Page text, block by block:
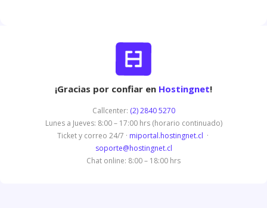
¡Gracias por confiar en Hostingnet!
Callcenter: (2) 2840 5270
Lunes a Jueves: 8:00 – 17:00 hrs (horario continuado)
Ticket y correo 24/7 · miportal.hostingnet.cl ·
soporte@hostingnet.cl
Chat online: 8:00 – 18:00 hrs